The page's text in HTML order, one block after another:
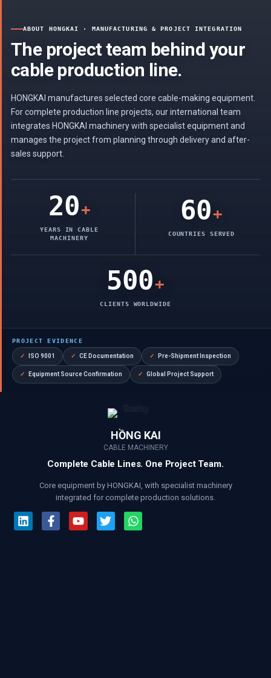
ABOUT HONGKAI · MANUFACTURING & PROJECT INTEGRATION
The project team behind your
cable production line.
HONGKAI manufactures selected core cable-making equipment.
For complete production line projects, our international team
integrates HONGKAI machinery with specialist equipment and
manages the project from planning through delivery and after-
sales support.
20+
YEARS IN CABLE
MACHINERY
60+
COUNTRIES SERVED
500+
CLIENTS WORLDWIDE
PROJECT EVIDENCE
✓ ISO 9001 ✓ CE Documentation ✓ Pre-Shipment Inspection
✓ Equipment Source Confirmation ✓ Global Project Support
HỒNG KAI
CABLE MACHINERY
Complete Cable Lines. One Project Team.
Core equipment by HONGKAI, with specialist machinery
integrated for complete production solutions.
LinkedinFacebook-
f
YoutubeTwitterWhatsapp